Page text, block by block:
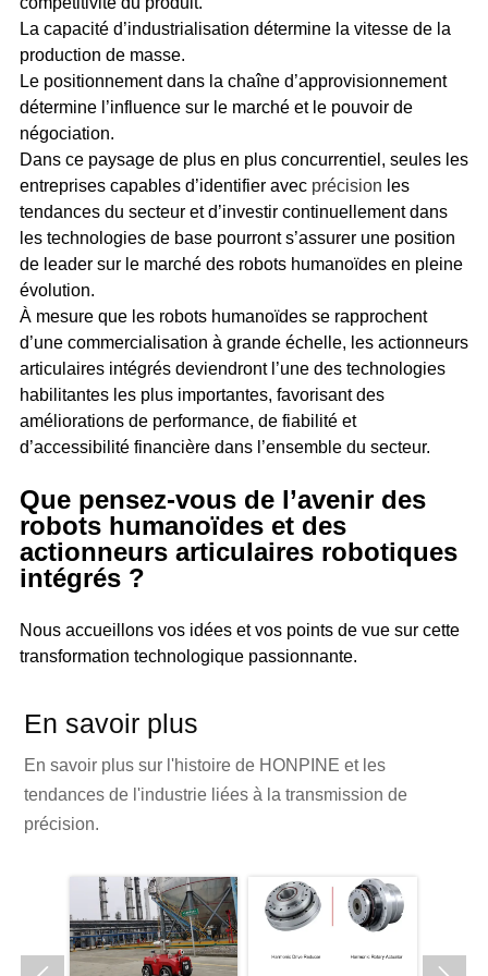
La capacité d’industrialisation détermine la vitesse de la
production de masse.
Le positionnement dans la chaîne d’approvisionnement
détermine l’influence sur le marché et le pouvoir de
négociation.
Dans ce paysage de plus en plus concurrentiel, seules les
entreprises capables d’identifier avec précision les
tendances du secteur et d’investir continuellement dans
les technologies de base pourront s’assurer une position
de leader sur le marché des robots humanoïdes en pleine
évolution.
À mesure que les robots humanoïdes se rapprochent
d’une commercialisation à grande échelle, les actionneurs
articulaires intégrés deviendront l’une des technologies
habilitantes les plus importantes, favorisant des
améliorations de performance, de fiabilité et
d’accessibilité financière dans l’ensemble du secteur.
Que pensez-vous de l’avenir des
robots humanoïdes et des
actionneurs articulaires robotiques
intégrés ?
Nous accueillons vos idées et vos points de vue sur cette
transformation technologique passionnante.
En savoir plus
En savoir plus sur l'histoire de HONPINE et les
tendances de l'industrie liées à la transmission de
précision.